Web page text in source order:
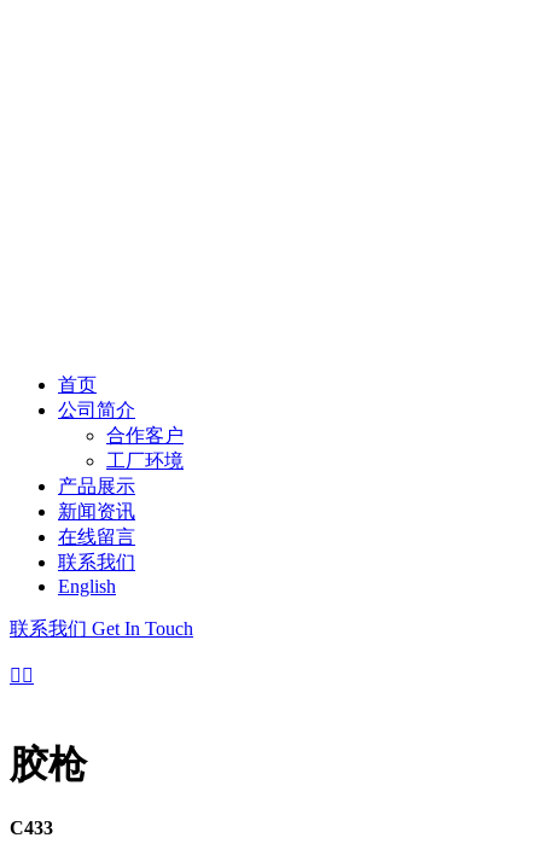
首页
公司简介
合作客户
工厂环境
产品展示
新闻资讯
在线留言
联系我们
English
联系我们 Get In Touch
 
胶枪
C433